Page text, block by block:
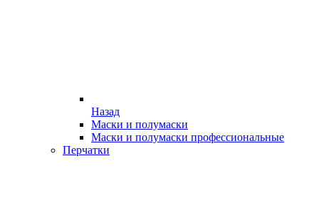
Назад
Маски и полумаски
Маски и полумаски профессиональные
Перчатки